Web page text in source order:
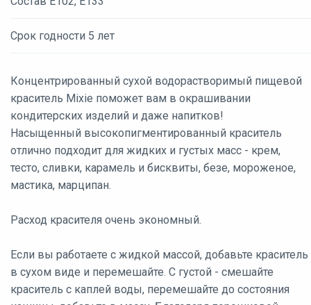
Срок годности 5 лет
Концентрированный сухой водорастворимый пищевой
краситель Mixie поможет вам в окрашивании
кондитерских изделий и даже напитков!
Насыщенный высокопигментированный краситель
отлично подходит для жидких и густых масс - крем,
тесто, сливки, карамель и бисквиты, безе, мороженое,
мастика, марципан.
Расход красителя очень экономный.
Если вы работаете с жидкой массой, добавьте краситель
в сухом виде и перемешайте. С густой - смешайте
краситель с каплей воды, перемешайте до состояния